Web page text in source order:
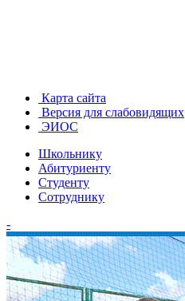
Карта сайта
Версия для слабовидящих
ЭИОС
Школьнику
Абитуриенту
Студенту
Сотруднику
-